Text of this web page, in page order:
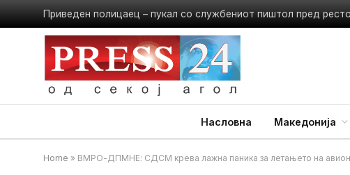
Приведен полицаец – пукал со службениот пиштол пред
Насловна Македонија
Home » ВМРО-ДПМНЕ: СДСМ крева лажна паника за летањето на